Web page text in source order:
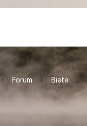
Forum Biete